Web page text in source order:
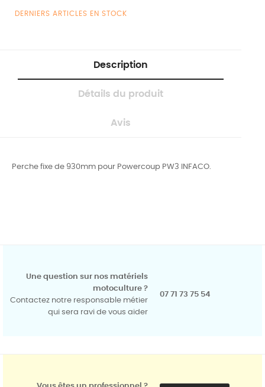
DERNIERS ARTICLES EN STOCK
Description
Détails du produit
Avis
Perche fixe de 930mm pour Powercoup PW3 INFACO.
Une question sur nos matériels
motoculture ?
Contactez notre responsable métier
qui sera ravi de vous aider
07 71 73 75 54